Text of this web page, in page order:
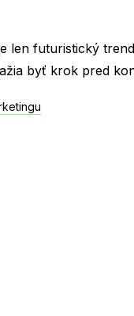
len futuristický
byť krok pred